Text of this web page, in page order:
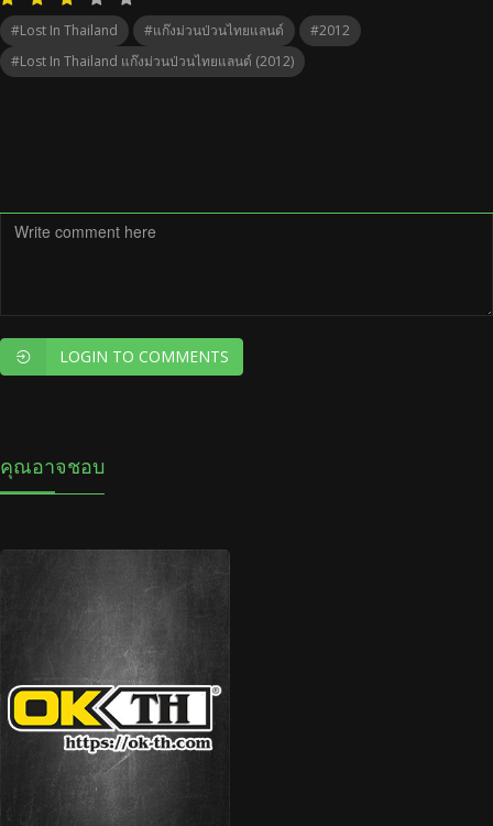
#Lost In Thailand #แก๊งม่วนป่วนไทยแลนด์
#2012
#Lost In Thailand แก๊งม่วนป่วนไทยแลนด์ (2012)
LOGIN TO COMMENTS
คุณอาจชอบ